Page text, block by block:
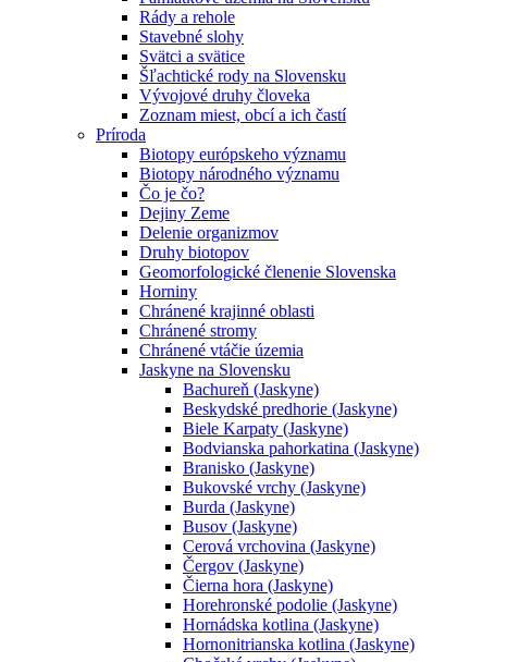
Rády a rehole
Stavebné slohy
Svätci a svätice
Šľachtické rody na Slovensku
Vývojové druhy človeka
Zoznam miest, obcí a ich častí
Príroda
Biotopy európskeho významu
Biotopy národného významu
Čo je čo?
Dejiny Zeme
Delenie organizmov
Druhy biotopov
Geomorfologické členenie Slovenska
Horniny
Chránené krajinné oblasti
Chránené stromy
Chránené vtáčie územia
Jaskyne na Slovensku
Bachureň (Jaskyne)
Beskydské predhorie (Jaskyne)
Biele Karpaty (Jaskyne)
Bodvianska pahorkatina (Jaskyne)
Branisko (Jaskyne)
Bukovské vrchy (Jaskyne)
Burda (Jaskyne)
Busov (Jaskyne)
Cerová vrchovina (Jaskyne)
Čergov (Jaskyne)
Čierna hora (Jaskyne)
Horehronské podolie (Jaskyne)
Hornádska kotlina (Jaskyne)
Hornonitrianska kotlina (Jaskyne)